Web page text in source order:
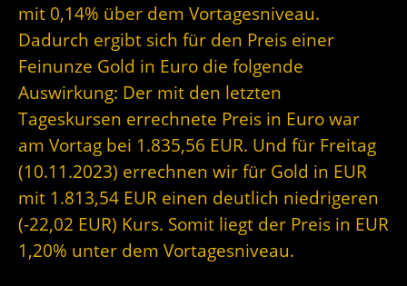
mit 0,14% über dem Vortagesniveau.
Dadurch ergibt sich für den Preis einer
Feinunze Gold in Euro die folgende
Auswirkung: Der mit den letzten
Tageskursen errechnete Preis in Euro war
am Vortag bei 1.835,56 EUR. Und für Freitag
(10.11.2023) errechnen wir für Gold in EUR
mit 1.813,54 EUR einen deutlich niedrigeren
(-22,02 EUR) Kurs. Somit liegt der Preis in EUR
1,20% unter dem Vortagesniveau.